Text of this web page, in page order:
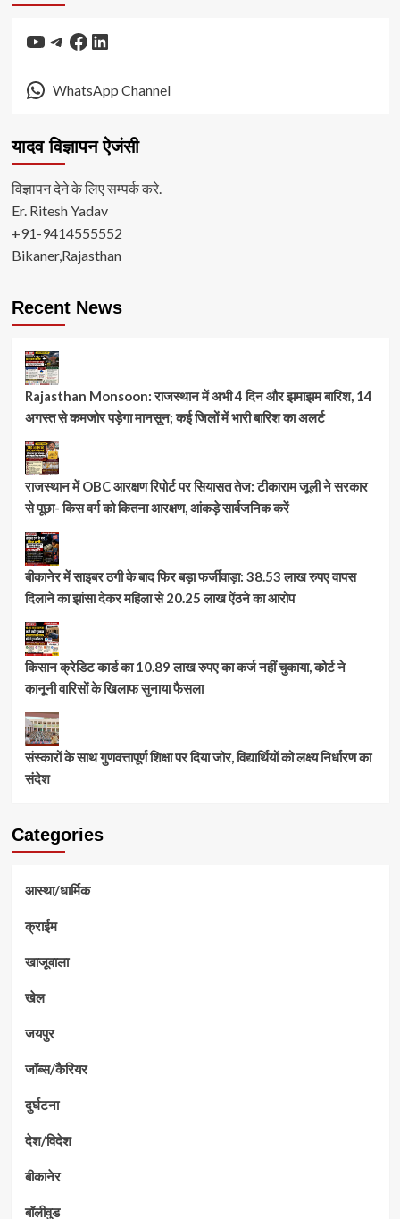
YouTube
Telegram
Facebook
LinkedIn
WhatsApp Channel
यादव विज्ञापन ऐजंसी
विज्ञापन देने के लिए सम्पर्क करे.
Er. Ritesh Yadav
+91-9414555552
Bikaner,Rajasthan
Recent News
Rajasthan Monsoon: राजस्थान में अभी 4 दिन और झमाझम बारिश, 14
अगस्त से कमजोर पड़ेगा मानसून; कई जिलों में भारी बारिश का अलर्ट
राजस्थान में OBC आरक्षण रिपोर्ट पर सियासत तेज: टीकाराम जूली ने सरकार
से पूछा- किस वर्ग को कितना आरक्षण, आंकड़े सार्वजनिक करें
बीकानेर में साइबर ठगी के बाद फिर बड़ा फर्जीवाड़ा: 38.53 लाख रुपए वापस
दिलाने का झांसा देकर महिला से 20.25 लाख ऐंठने का आरोप
किसान क्रेडिट कार्ड का 10.89 लाख रुपए का कर्ज नहीं चुकाया, कोर्ट ने
कानूनी वारिसों के खिलाफ सुनाया फैसला
संस्कारों के साथ गुणवत्तापूर्ण शिक्षा पर दिया जोर, विद्यार्थियों को लक्ष्य निर्धारण का
संदेश
Categories
आस्था/धार्मिक
क्राईम
खाजूवाला
खेल
जयपुर
जॉब्स/कैरियर
दुर्घटना
देश/विदेश
बीकानेर
बॉलीवुड